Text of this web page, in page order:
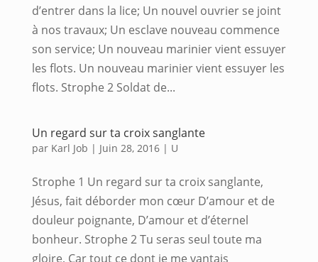
d’entrer dans la lice; Un nouvel ouvrier se joint
à nos travaux; Un esclave nouveau commence
son service; Un nouveau marinier vient essuyer
les flots. Un nouveau marinier vient essuyer les
flots. Strophe 2 Soldat de...
Un regard sur ta croix sanglante
par Karl Job | Juin 28, 2016| U
Strophe 1 Un regard sur ta croix sanglante,
Jésus, fait déborder mon cœur D’amour et de
douleur poignante, D’amour et d’éternel
bonheur. Strophe 2 Tu seras seul toute ma
gloire, Car tout ce dont je me vantais